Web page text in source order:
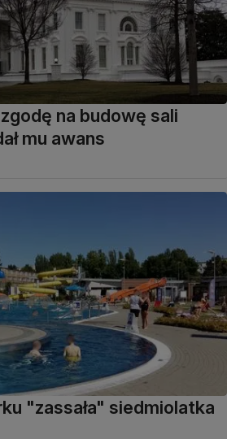
na budowę sali
mu awans
"zassała" siedmiolatka